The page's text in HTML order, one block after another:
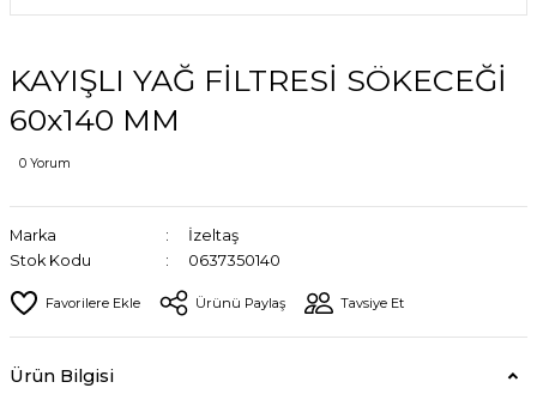
KAYIŞLI YAĞ FİLTRESİ SÖKECEĞİ
60x140 MM
0 Yorum
Marka
İzeltaş
Stok Kodu
0637350140
Ürünü Paylaş Tavsiye Et
Ürün Bilgisi